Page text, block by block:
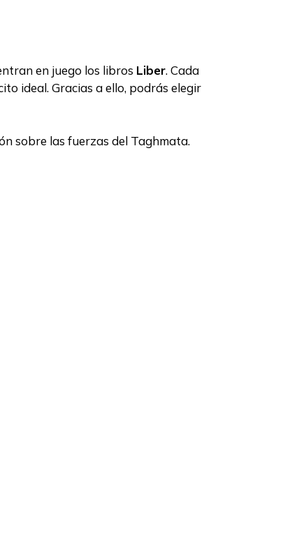
en juego los libros Liber. Cada
ideal. Gracias a ello, podrás elegir
sobre las fuerzas del Taghmata.